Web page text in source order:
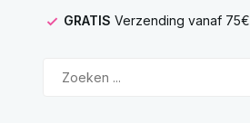
GRATIS Verzending vanaf 75€